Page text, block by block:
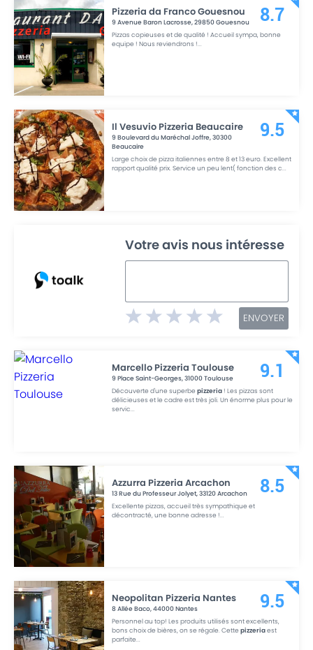
Pizzeria da Franco Gouesnou
9 Avenue Baron Lacrosse,29850Gouesnou
Pizzas copieuses et de qualité ! Accueil sympa, bonne
equipe ! Nous reviendrons !...
8.7
Il Vesuvio Pizzeria Beaucaire
9 Boulevard du Maréchal Joffre,30300
Beaucaire
Large choix de pizza italiennes entre 8 et 13 euro. Excellent
rapport qualité prix. Service un peu lent( fonction des c...
9.5
Votre avis nous intéresse
ENVOYER
Marcello Pizzeria Toulouse
9 Place Saint-Georges,31000Toulouse
Découverte d'une superbepizzeria ! Les pizzas sont
délicieuses et le cadre est très joli. Un énorme plus pour le
servic...
9.1
Azzurra Pizzeria Arcachon
13 Rue du Professeur Jolyet,33120Arcachon
Excellente pizzas, accueil très sympathique et
décontracté, une bonne adresse !...
8.5
Neopolitan Pizzeria Nantes
8 Allée Baco,44000Nantes
Personnel au top! Les produits utilisés sont excellents,
bons choix de bières, on se régale. Cettepizzeriaest
parfaite...
9.5